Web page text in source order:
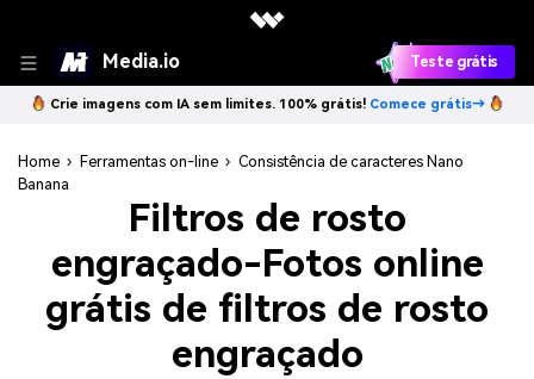
Media.io Teste grátis
Crie imagens com IA sem limites. 100% grátis! Comece grátis→
Home › Ferramentas on-line › Consistência de caracteres Nano
Banana
Filtros de rosto
engraçado-Fotos online
grátis de filtros de rosto
engraçado